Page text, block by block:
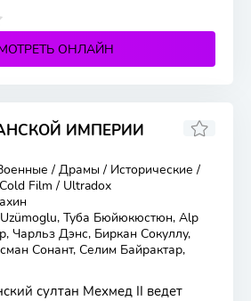
ОНЛАЙН
ИМПЕРИИ
8
/ Драмы / Исторические /
Film / Ultradox
Туба Бюйюкюстюн, Alp
Чарльз Дэнс, Биркан Сокуллу,
Сонант, Селим Байрактар,
султан Мехмед II ведет